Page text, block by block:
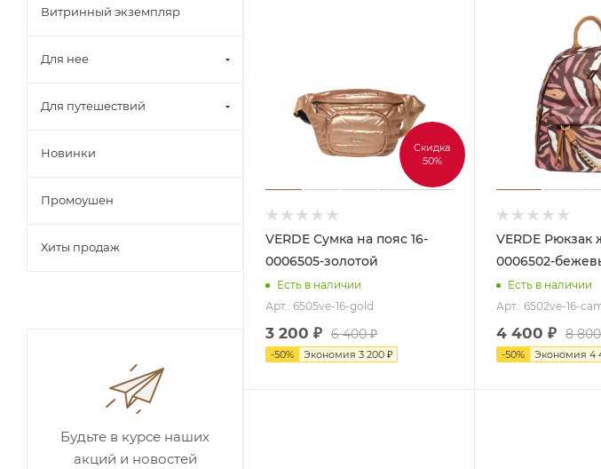
Скидка
50%
VERDE Сумка на пояс 16-
0006505-золотой
Есть в наличии
Арт.: 6505ve-16-gold
3 200 ₽ 6 400₽
-50% Экономия 3 200 ₽
VERDE Рюкзак женский 16-
0006502-
Есть в наличии
Арт.: 6502ve-16-
4 400 ₽ 8 800
-50% Экономия 4
Витринный экземпляр
Для нее
Для путешествий
Новинки
Промоушен
Хиты продаж
Будьте в курсе наших
акций и новостей